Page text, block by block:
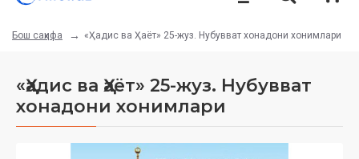
Бош саҳифа «Ҳадис ва Ҳаёт» 25-жуз. Нубувват хонадони хонимлари
«Ҳадис ва Ҳаёт» 25-жуз. Нубувват
хонадони хонимлари